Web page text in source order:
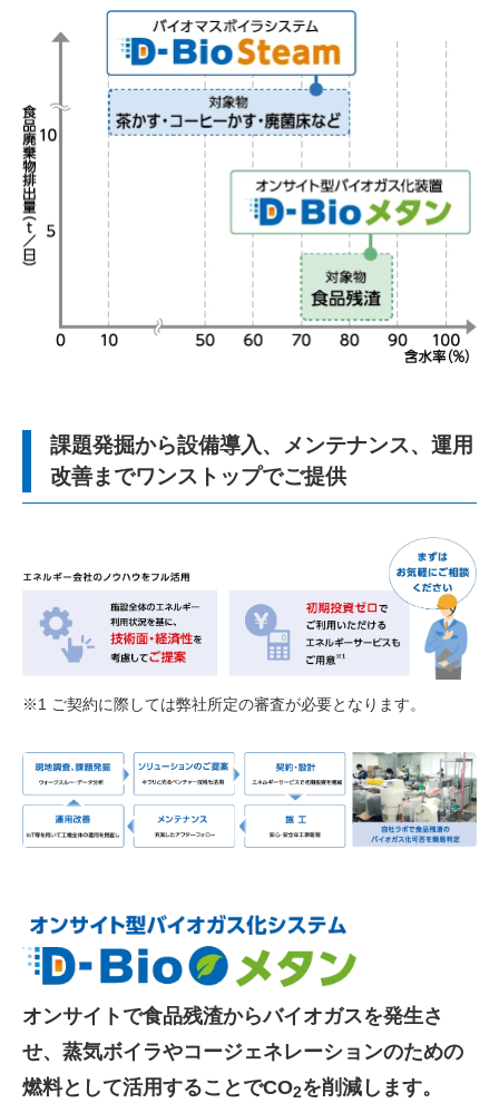
課題発掘から設備導入、メンテナンス、運用
改善までワンストップでご提供
※1 ご契約に際しては弊社所定の審査が必要となります。
オンサイトで食品残渣からバイオガスを発生さ
せ、蒸気ボイラやコージェネレーションのための
燃料として活用することでCO2を削減します。